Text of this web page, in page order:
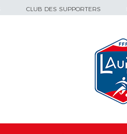
CLUB DES SUPPORTERS